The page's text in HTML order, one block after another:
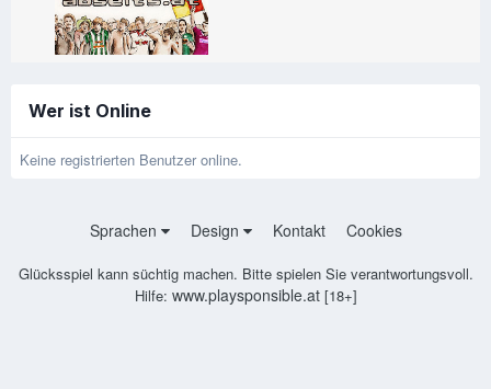
Wer ist Online
Keine registrierten Benutzer online.
Sprachen Design Kontakt Cookies
Glücksspiel kann süchtig machen. Bitte spielen Sie verantwortungsvoll.
Hilfe: www.playsponsible.at[18+]